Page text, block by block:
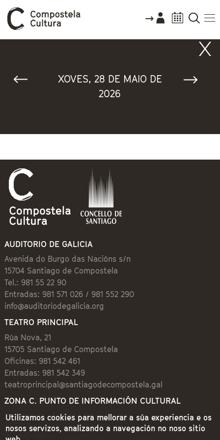
XOVES, 28 DE MAIO DE
2026
AUDITORIO DE GALICIA
Avenida do Burgo das Nacións s/n
15704 Santiago de Compostela
Tel.: 981 55 22 90
Entradas: 981 571 026 / 981 552 290
info@auditoriodegalicia.org
TEATRO PRINCIPAL
Rúa Nova, 21
15705 Santiago de Compostela
Oficinas: 981 542 461
Entradas: 981 542 349
teatroprincipal@santiagodecompostela.gal
ZONA C. PUNTO DE INFORMACIÓN CULTURAL
Preguntoiro, 1 (Praza de Cervantes)
15704 Santiago de Compostela
981 542 462
Utilizamos cookies para mellorar a súa experiencia e os
nosos servizos, analizando a navegación no noso sitio